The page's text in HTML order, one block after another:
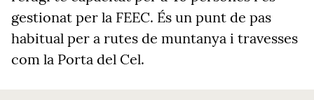
gestionat per la FEEC. És un punt de pas
habitual per a rutes de muntanya i travesses
com la Porta del Cel.